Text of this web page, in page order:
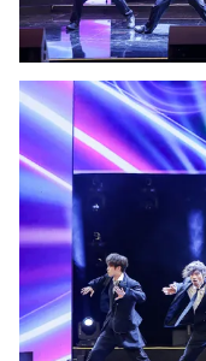
VTV4
VTV9
Liên hệ tòa soạn
THỜI BÁO VTV